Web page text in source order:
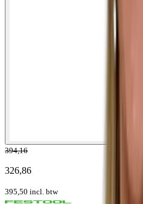
394,16
326,86
395,50 incl. btw